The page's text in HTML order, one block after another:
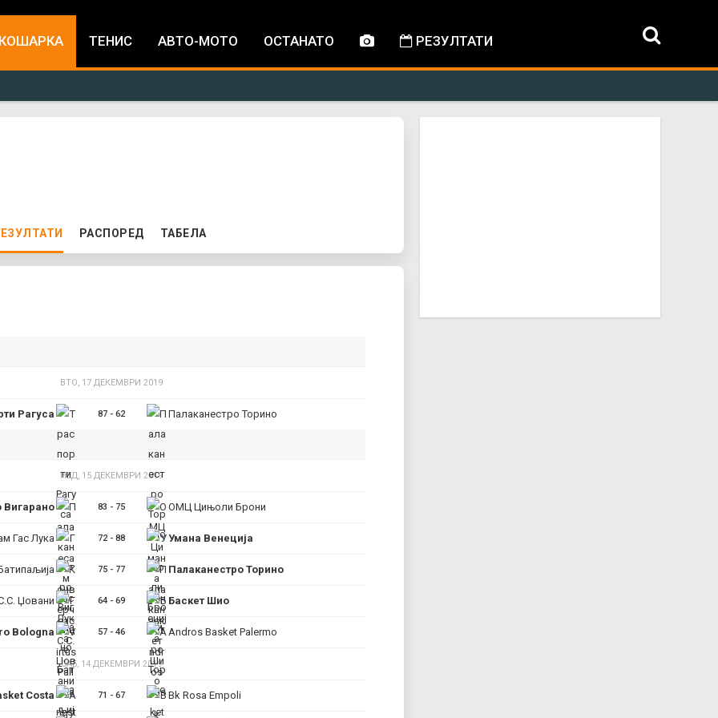
КОШАРКА ТЕНИС АВТО-МОТО ОСТАНАТО РЕЗУЛТАТИ
(ACTIVE TAB)
РАСПОРЕД ТАБЕЛА
ВТО, 17 ДЕКЕМВРИ 2019
Рагуса 87 - 62 Палаканестро Торино
НЕД, 15 ДЕКЕМВРИ 2019
Вигарано 83 - 75 ОМЦ Цињоли Брони
Гас Лука 72 - 88 Умана Венеција
75 - 77 Палаканестро Торино
Џовани 64 - 69 Баскет Шио
Bologna 57 - 46 Andros Basket Palermo
САБ, 14 ДЕКЕМВРИ 2019
Costa 71 - 67 Bk Rosa Empoli